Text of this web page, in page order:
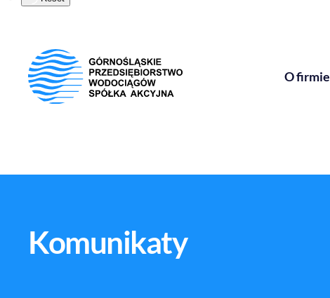
O firmie
Komunikaty